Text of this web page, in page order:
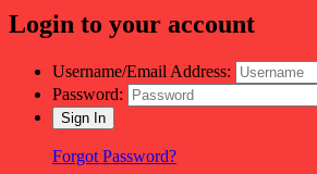
Login to your account
Username/Email Address:
Password:
Forgot Password?